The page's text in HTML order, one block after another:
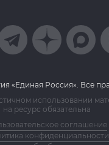
«Единая Россия». Все
использовании
на ресурс обязательна
соглашение
конфиденциальности